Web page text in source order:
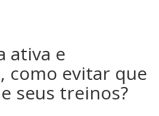
ativa e
como evitar que
seus treinos?